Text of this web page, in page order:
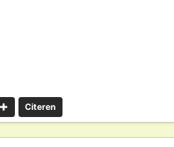
Citeren